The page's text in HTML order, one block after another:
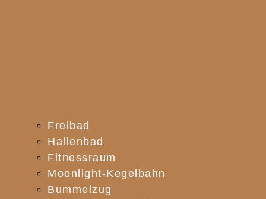
Freibad
Hallenbad
Fitnessraum
Moonlight-Kegelbahn
Bummelzug